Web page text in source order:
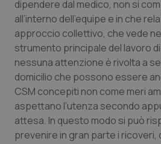
dipendere dal medico, non si
all’interno dell’equipe e in che
approccio collettivo, che vede
strumento principale del lavoro
nessuna attenzione è rivolta a
domicilio che possono essere
CSM concepiti non come meri
aspettano l’utenza secondo
attesa. In questo modo si può
prevenire in gran parte i ricoveri,